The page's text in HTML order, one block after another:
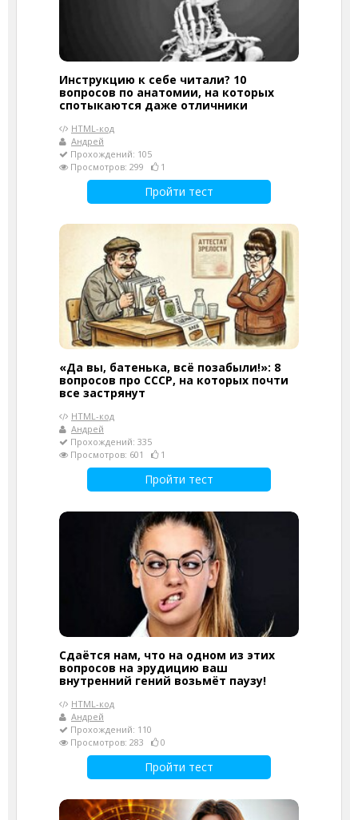
Инструкцию к себе читали? 10
вопросов по анатомии, на которых
спотыкаются даже отличники
HTML-код
Андрей
Прохождений: 105
Просмотров: 299
1
Пройти тест
«Да вы, батенька, всё позабыли!»: 8
вопросов про СССР, на которых почти
все застрянут
HTML-код
Андрей
Прохождений: 335
Просмотров: 601
1
Пройти тест
Сдаётся нам, что на одном из этих
вопросов на эрудицию ваш
внутренний гений возьмёт паузу!
HTML-код
Андрей
Прохождений: 110
Просмотров: 283
0
Пройти тест